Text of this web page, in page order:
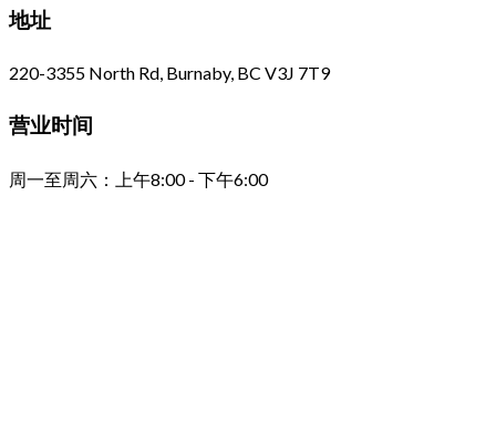
地址
220-3355 North Rd, Burnaby, BC V3J 7T9
营业时间
周一至周六：上午8:00 - 下午6:00